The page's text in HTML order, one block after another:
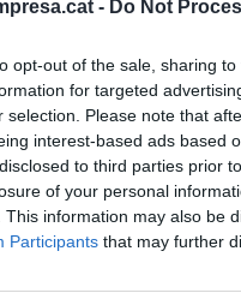
- Do Not
opt-out of the sale, sharing
for targeted
selection. Please note that
interest-based ads based
to third parties prior
of your personal
This information may also be
Participants that may further
és on en principi es
solen estar més
i
de noves
agreujat pel fet que
el de les persones